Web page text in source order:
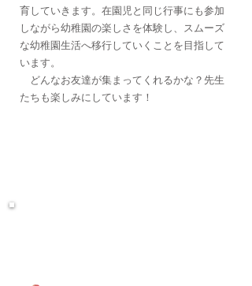
育していきます。在園児と同じ行事にも参加
しながら幼稚園の楽しさを体験し、スムーズ
な幼稚園生活へ移行していくことを目指して
います。
どんなお友達が集まってくれるかな？先生
たちも楽しみにしています！